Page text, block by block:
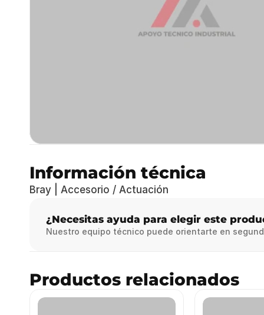
Información técnica
Bray | Accesorio / Actuación
¿Necesitas ayuda para elegir este
Nuestro equipo técnico puede orientarte en
Productos relacionados